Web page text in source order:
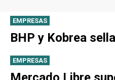
EMPRESAS
BHP y Kobrea
EMPRESAS